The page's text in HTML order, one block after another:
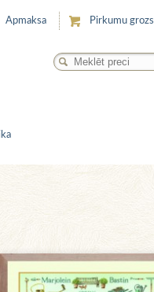
Apmaksa Pirkumu grozs